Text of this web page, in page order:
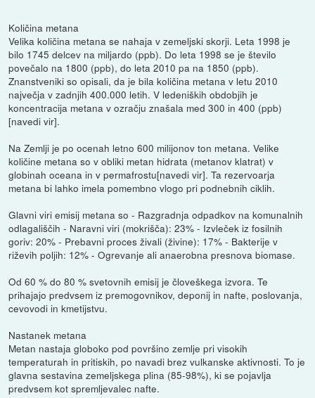
Količina metana
Velika količina metana se nahaja v zemeljski skorji. Leta 1998 je
bilo 1745 delcev na miljardo (ppb). Do leta 1998 se je število
povečalo na 1800 (ppb), do leta 2010 pa na 1850 (ppb).
Znanstveniki so opisali, da je bila količina metana v letu 2010
največja v zadnjih 400.000 letih. V ledeniških obdobjih je
koncentracija metana v ozračju znašala med 300 in 400 (ppb)
[navedi vir].
Na Zemlji je po ocenah letno 600 milijonov ton metana. Velike
količine metana so v obliki metan hidrata (metanov klatrat) v
globinah oceana in v permafrostu[navedi vir]. Ta rezervoarja
metana bi lahko imela pomembno vlogo pri podnebnih ciklih.
Glavni viri emisij metana so - Razgradnja odpadkov na komunalnih
odlagališčih - Naravni viri (mokrišča): 23% - Izvleček iz fosilnih
goriv: 20% - Prebavni proces živali (živine): 17% - Bakterije v
riževih poljih: 12% - Ogrevanje ali anaerobna presnova biomase.
Od 60 % do 80 % svetovnih emisij je človeškega izvora. Te
prihajajo predvsem iz premogovnikov, deponij in nafte, poslovanja,
cevovodi in kmetijstvu.
Nastanek metana
Metan nastaja globoko pod površino zemlje pri visokih
temperaturah in pritiskih, po navadi brez vulkanske aktivnosti. To je
glavna sestavina zemeljskega plina (85-98%), ki se pojavlja
predvsem kot spremljevalec nafte.